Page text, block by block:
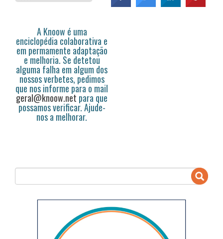
A Knoow é uma
enciclopédia colaborativa e
em permamente adaptação
e melhoria. Se detetou
alguma falha em algum dos
nossos verbetes, pedimos
que nos informe para o mail
geral@knoow.net para que
possamos verificar. Ajude-
nos a melhorar.